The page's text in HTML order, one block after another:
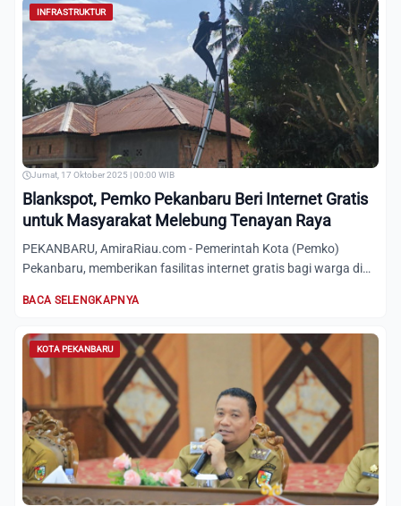
INFRASTRUKTUR
Jumat, 17 Oktober 2025 | 00:00 WIB
Blankspot, Pemko Pekanbaru Beri Internet Gratis
untuk Masyarakat Melebung Tenayan Raya
PEKANBARU, AmiraRiau.com - Pemerintah Kota (Pemko)
Pekanbaru, memberikan fasilitas internet gratis bagi warga di
BACA SELENGKAPNYA
KOTA PEKANBARU